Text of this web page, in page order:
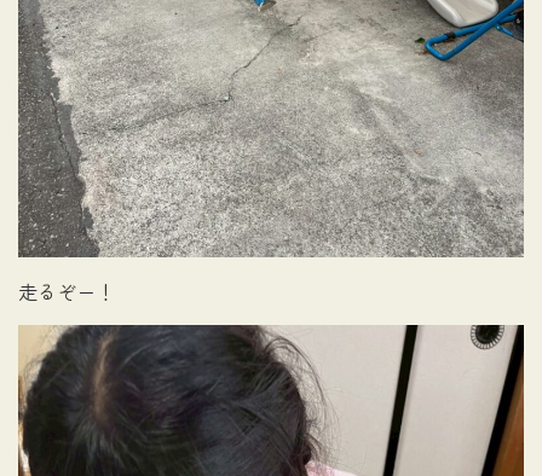
走るぞー！